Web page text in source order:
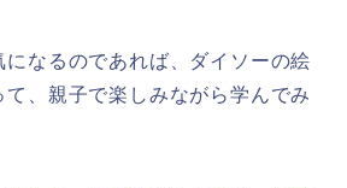
なるのであれば、ダイソーの絵
、親子で楽しみながら学んでみ